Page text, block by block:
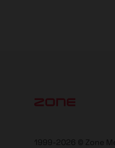
1999-2026 © Zone